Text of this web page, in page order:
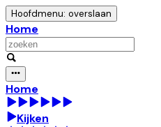
Hoofdmenu: overslaan
Home
Home
Kijken